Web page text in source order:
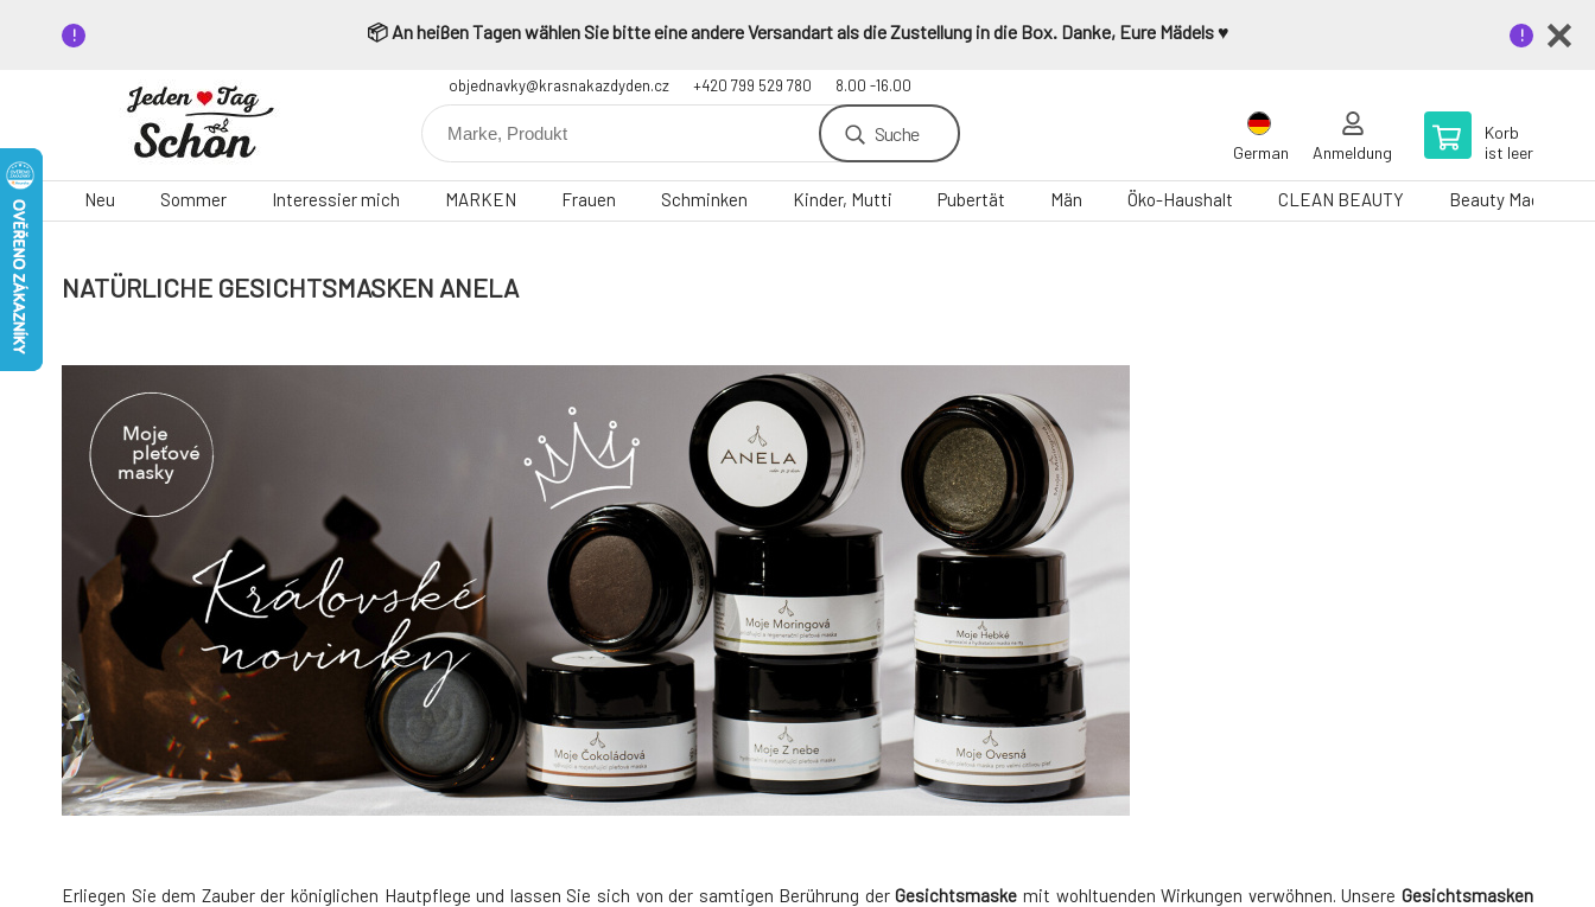
📦 An heißen Tagen wählen Sie bitte eine andere Versandart als die Zustellung in die Box. Danke, Eure Mädels ♥️
objednavky@krasnakazdyden.cz +420 799 529 780 8.00 -16.00
Suche
German Anmeldung
Korb
ist leer
Neu Sommer Interessier mich MARKEN Frauen Schminken Kinder, Mutti Pubertät Män Öko-Haushalt CLEAN BEAUTY Beauty Magazin
NATÜRLICHE GESICHTSMASKEN ANELA
Erliegen Sie dem Zauber der königlichen Hautpflege und lassen Sie sich von der samtigen Berührung derGesichtsmaske mit wohltuenden Wirkungen verwöhnen. UnsereGesichtsmasken